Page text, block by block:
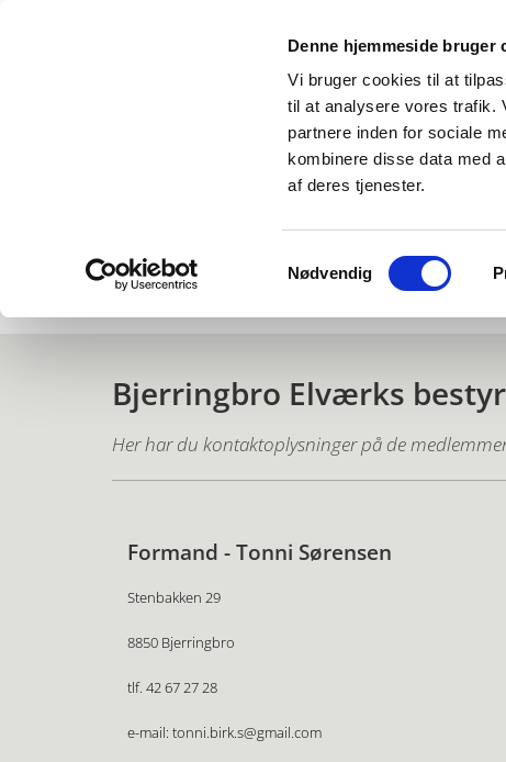
Denne hjemmeside bruger
Vi bruger cookies til at
til at analysere vores trafik.
partnere inden for sociale
kombinere disse data med
af deres tjenester.
Nødvendig
Forside Historie Vedtægter
Bjerringbro Elværks
Her har du kontaktoplysninger på de
Formand - Tonni Sørensen
Stenbakken 29
8850 Bjerringbro
tlf. 42 67 27 28
e-mail: tonni.birk.s@gmail.com